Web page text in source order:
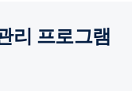
리 프로그램